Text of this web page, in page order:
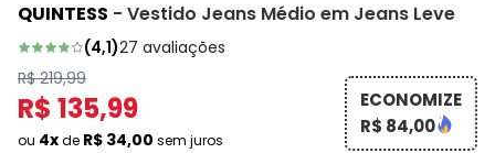
QUINTESS - Vestido Jeans Médio em Jeans Leve
(4,1)27 avaliações
R$ 219,99
R$ 135,99
ou 4xde R$ 34,00 sem juros
ECONOMIZE
R$ 84,00